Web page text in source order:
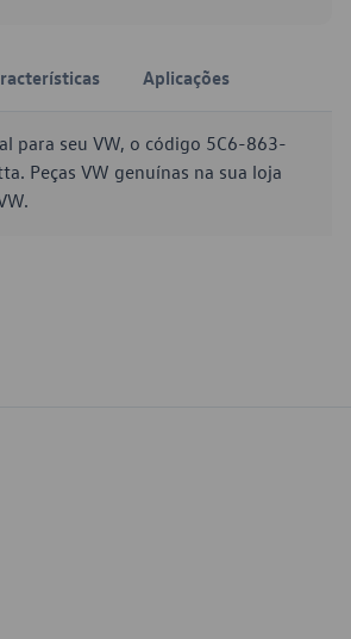
Aplicações
para seu VW, o código 5C6-863-
Peças VW genuínas na sua loja